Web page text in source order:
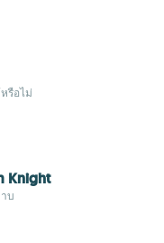
รือไม่
Knight
บ